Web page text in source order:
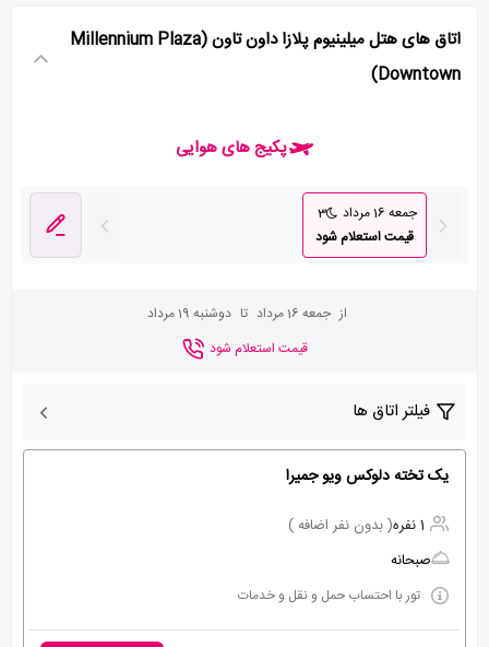
اتاق های هتل میلینیوم پلازا داون تاون (Millennium Plaza
Downtown)
پکیج های هوایی
جمعه 16 مرداد
3
قیمت استعلام شود
از جمعه 16 مرداد تا دوشنبه 19 مرداد
قیمت استعلام شود
فیلتر اتاق ها
یک تخته دلوکس ویو جمیرا
1 نفره
( بدون نفر اضافه )
صبحانه
تور با احتساب حمل و نقل و خدمات